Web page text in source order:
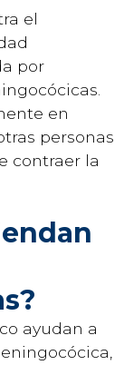
el
por
en
personas
contraer la
ayudan a